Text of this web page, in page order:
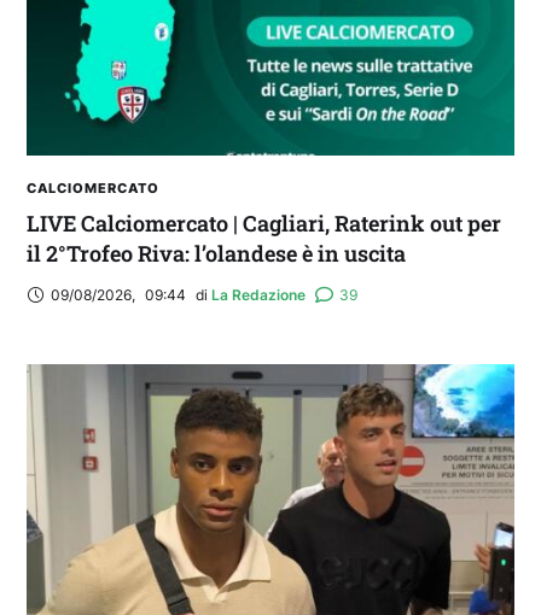
CALCIOMERCATO
LIVE Calciomercato | Cagliari, Raterink out per
il 2°Trofeo Riva: l’olandese è in uscita
09/08/2026, 09:44 di La Redazione 39